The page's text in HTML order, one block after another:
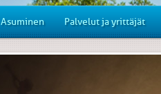
Asuminen Palvelut ja yrittäjät